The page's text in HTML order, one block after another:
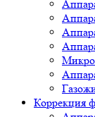
Коррекция